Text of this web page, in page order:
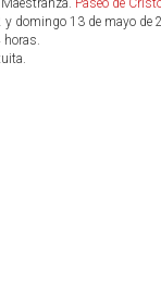
Paseo de
y domingo 13 de mayo de
horas.